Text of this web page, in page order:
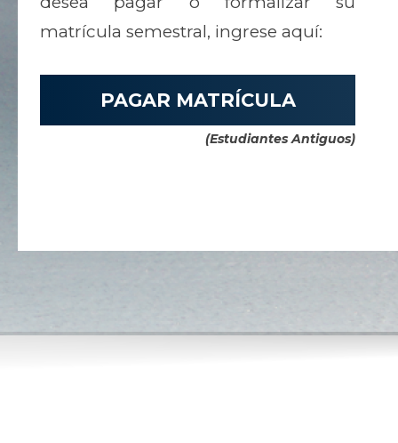
matrícula semestral, ingrese aquí:
PAGAR MATRÍCULA
(Estudiantes Antiguos)